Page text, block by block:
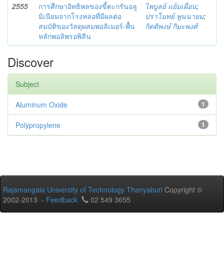
2555
การศึกษาอิทธิพลของขี้ตะกรันอลู
มิเนียมจากโรงหล่อที่มีผลต่อ
สมบัติของวัสดุผสมพอลิเมอร์-พื้น
หลักพอลิพรอพิลีน
ไพบูลย์ แย้มเผื่อน;
ปราโมทย์ พูนนายม;
กิตติพงษ์ กิมะพงศ์
Discover
Subject
1
Aluminum Oxide
1
Polypropylene
Rajamangala University of Technology Thanyaburi Copyright ©
2002-2013 - Feedback 02 549 3655